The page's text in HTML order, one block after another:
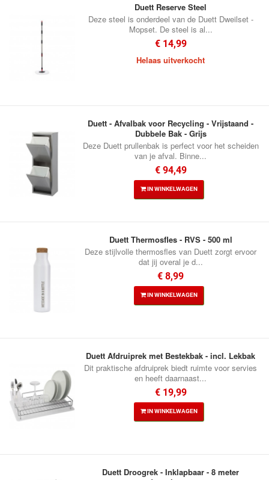
Duett Reserve Steel
Deze steel is onderdeel van de Duett Dweilset -
Mopset. De steel is al...
€ 14,99
Helaas uitverkocht
Duett - Afvalbak voor Recycling - Vrijstaand -
Dubbele Bak - Grijs
Deze Duett prullenbak is perfect voor het scheiden
van je afval. Binne...
€ 94,49
IN WINKELWAGEN
Duett Thermosfles - RVS - 500 ml
Deze stijlvolle thermosfles van Duett zorgt ervoor
dat jij overal je d...
€ 8,99
IN WINKELWAGEN
Duett Afdruiprek met Bestekbak - incl. Lekbak
Dit praktische afdruiprek biedt ruimte voor servies
en heeft daarnaast...
€ 19,99
IN WINKELWAGEN
Duett Droogrek - Inklapbaar - 8 meter